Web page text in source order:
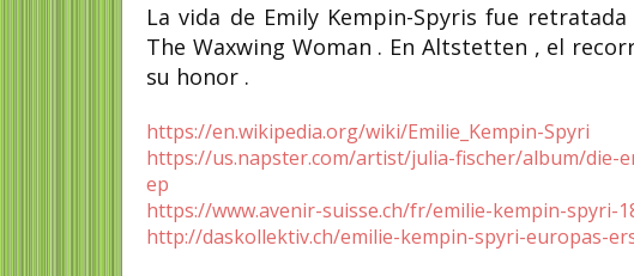
La vida de Emily Kempin-Spyris fue
The Waxwing Woman . En Altstetten , el
su honor .
https://en.wikipedia.org/wiki/Emilie_Kempin-Spyri
https://us.napster.com/artist/julia-fischer/album/die-
ep
https://www.avenir-suisse.ch/fr/emilie-kempin-spyri-
http://daskollektiv.ch/emilie-kempin-spyri-europas-